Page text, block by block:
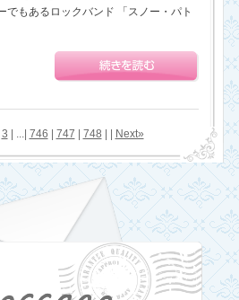
でもあるロックバンド 「スノー・パト
3 | ...| 746 747 748 Next»